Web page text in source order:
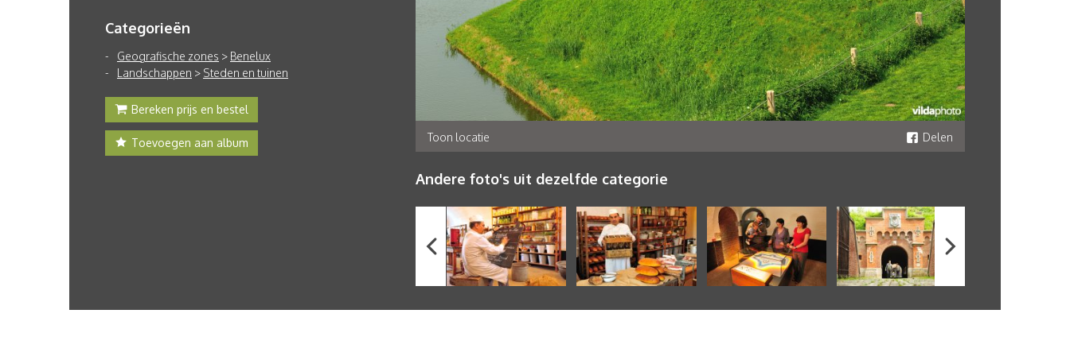
Categorieën
Geografische zones > Benelux
Landschappen > Steden en tuinen
Bereken prijs en bestel
Toevoegen aan album Toon locatie Delen
Andere foto's uit dezelfde categorie